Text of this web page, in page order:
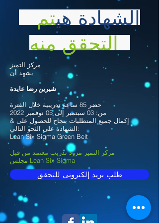
الشهادة هيتم
مركز التميز
يشهد أن
شيرين رضا عايدة
حضر 85 ساعة تدريبية خلال الفترة
من: 03 سبتمبر إلى 05 نوفمبر 2022
& إكمال جميع المتطلبات بنجاح للحصول على
الشهادة على النحو التالي:
Lean Six Sigma Green Belt
مركز التميز مزود تدريب معتمد من قبل
مجلس Lean Six Sigma
طلب بريد إلكتروني للتحقق